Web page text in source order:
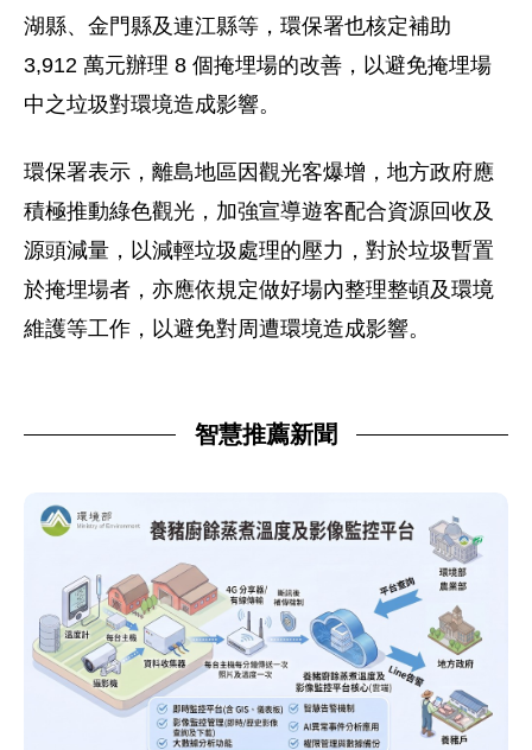
湖縣、金門縣及連江縣等，環保署也核定補助
3,912 萬元辦理 8 個掩埋場的改善，以避免掩埋場
中之垃圾對環境造成影響。
環保署表示，離島地區因觀光客爆增，地方政府應
積極推動綠色觀光，加強宣導遊客配合資源回收及
源頭減量，以減輕垃圾處理的壓力，對於垃圾暫置
於掩埋場者，亦應依規定做好場內整理整頓及環境
維護等工作，以避免對周遭環境造成影響。
智慧推薦新聞